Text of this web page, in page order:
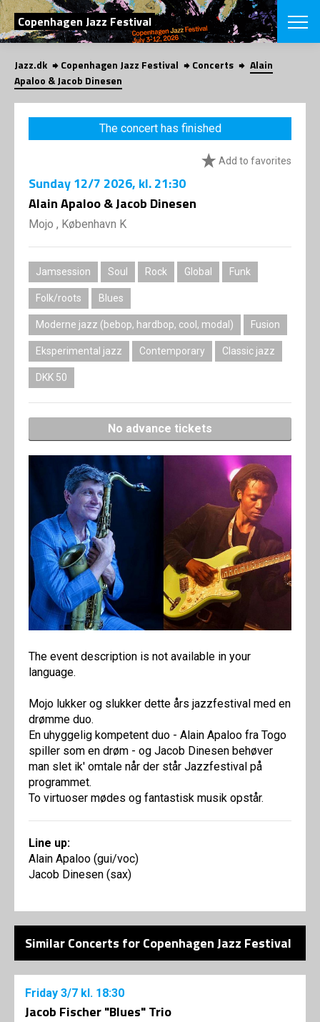
SEARCH
Copenhagen Jazz Festival
Danish
CHOOSE
VINTERJAZZ
Themes
LOCATIONS
Jazz.dk Copenhagen Jazz Festival Concerts
Alain
Apaloo & Jacob Dinesen
The concert has finished
Add to favorites
Sunday12/7 2026, kl. 21:30
Alain Apaloo & Jacob Dinesen
Mojo , København K
Jamsession Soul Rock Global Funk
Folk/roots Blues
Moderne jazz (bebop, hardbop, cool, modal) Fusion
Eksperimental jazz Contemporary Classic jazz
DKK 50
No advance tickets
The event description is not available in your
language.
Mojo lukker og slukker dette års jazzfestival med en
drømme duo.
En uhyggelig kompetent duo - Alain Apaloo fra Togo
spiller som en drøm - og Jacob Dinesen behøver
man slet ik' omtale når der står Jazzfestival på
programmet.
To virtuoser mødes og fantastisk musik opstår.
Line up:
Alain Apaloo (gui/voc)
Jacob Dinesen (sax)
Similar Concerts for Copenhagen Jazz Festival
Friday 3/7 kl. 18:30
Jacob Fischer "Blues" Trio